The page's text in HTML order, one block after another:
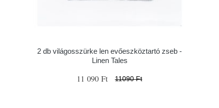
2 db világosszürke len evőeszköztartó zseb -
Linen Tales
11 090 Ft 11090 Ft